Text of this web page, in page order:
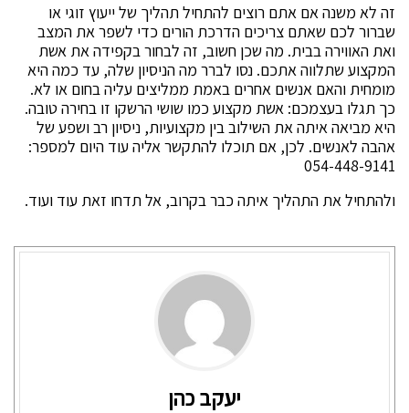
זה לא משנה אם אתם רוצים להתחיל תהליך של ייעוץ זוגי או
שברור לכם שאתם צריכים הדרכת הורים כדי לשפר את המצב
ואת האווירה בבית. מה שכן חשוב, זה לבחור בקפידה את אשת
המקצוע שתלווה אתכם. נסו לברר מה הניסיון שלה, עד כמה היא
מומחית והאם אנשים אחרים באמת ממליצים עליה בחום או לא.
כך תגלו בעצמכם: אשת מקצוע כמו שושי הרשקו זו בחירה טובה.
היא מביאה איתה את השילוב בין מקצועיות, ניסיון רב ושפע של
אהבה לאנשים. לכן, אם תוכלו להתקשר אליה עוד היום למספר:
054-448-9141
ולהתחיל את התהליך איתה כבר בקרוב, אל תדחו זאת עוד ועוד.
יעקב כהן